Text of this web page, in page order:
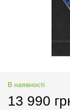
В наявності
13 990